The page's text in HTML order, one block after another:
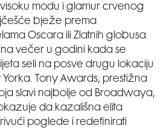
modu i glamur crvenog
bježe prema
Oscara ili Zlatnih globusa.
večer u godini kada se
seli na posve drugu lokaciju
Tony Awards, prestižna
slavi najbolje od Broadwaya,
da kazališna elita
poglede i redefinirati